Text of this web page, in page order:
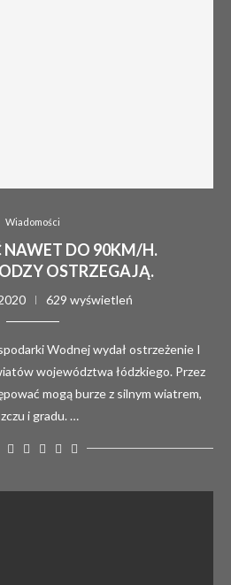
Wiadomości
DO 90KM/H.
OSTRZEGAJĄ.
629 wyświetleń
Wodnej wydał ostrzeżenie I
województwa łódzkiego. Przez
mogą burze z silnym wiatrem,
i gradu. …